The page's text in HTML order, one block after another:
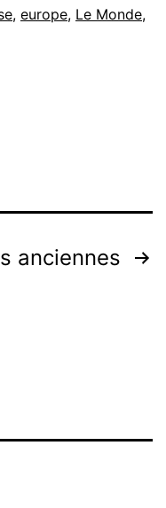
, europe, Le Monde,
anciennes